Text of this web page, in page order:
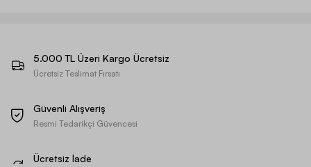
5.000 TL Üzeri Kargo Ücretsiz
Ücretsiz Teslimat Fırsatı
Güvenli Alışveriş
Resmi Tedarikçi Güvencesi
Ücretsiz İade